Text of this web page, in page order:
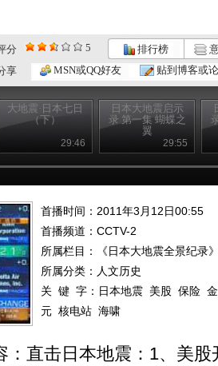
分 5 排行榜
享
MSN或QQ好友 贴到博客或
大地震·日本七日
（下）
29:46
日本大地震启示
录 第一集 蝴蝶之
翼
29:55
首播时间：2011年3月12日00:55
首播频道： CCTV-2
所属栏目：
《日本大地震全景纪录
所属分类：人文历史
关 键 字： 日本地震 美股 保险
元 核电站 海啸
：直击日本地震：1、美